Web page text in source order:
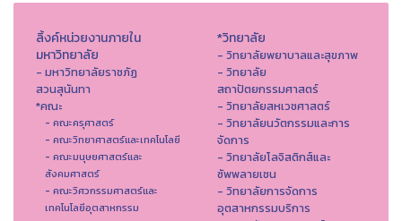
ลิ้งค์หน่วยงานภายใน
มหาวิทยาลัย
- มหาวิทยาลัยราชภัฏ
สวนสุนันทา
*คณะ
- คณะครุศาสตร์
- คณะวิทยาศาสตร์และเทคโนโลยี
- คณะมนุษยศาสตร์และ
สังคมศาสตร์
- คณะวิศวกรรมศาสตร์และ
เทคโนโลยีอุตสาหกรรม
*วิทยาลัย
- วิทยาลัยพยาบาลและสุขภาพ
- วิทยาลัย
สถาปัตยกรรมศาสตร์
- วิทยาลัยสหเวชศาสตร์
- วิทยาลัยนวัตกรรมและการ
จัดการ
- วิทยาลัยโลจิสติกส์และ
ซัพพลายเชน
- วิทยาลัยการจัดการ
อุตสาหกรรมบริการ